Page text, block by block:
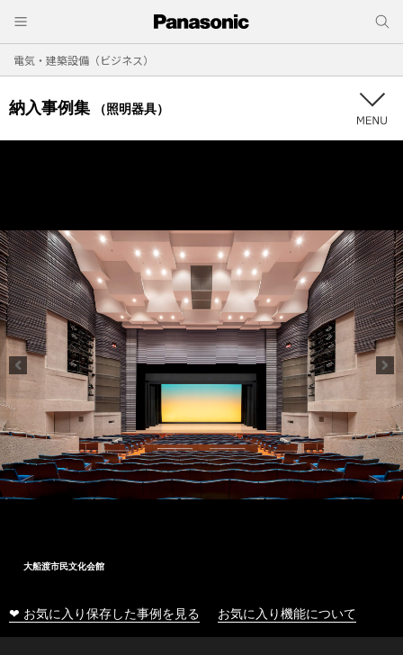
電気・建築設備（ビジネス）
納入事例集 （照明器具）
大船渡市民文化会館
❤ お気に入り保存した事例を見る お気に入り機能について